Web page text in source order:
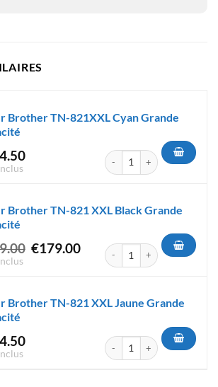
Brother TN-821XXL Cyan Grande
quantité de Toner Brother
Brother TN-821 XXL Black Grande
Le
€189.00.
€179.00Le
€179.00.
quantité de Toner Brother
Brother TN-821 XXL Jaune Grande
quantité de Toner Brother